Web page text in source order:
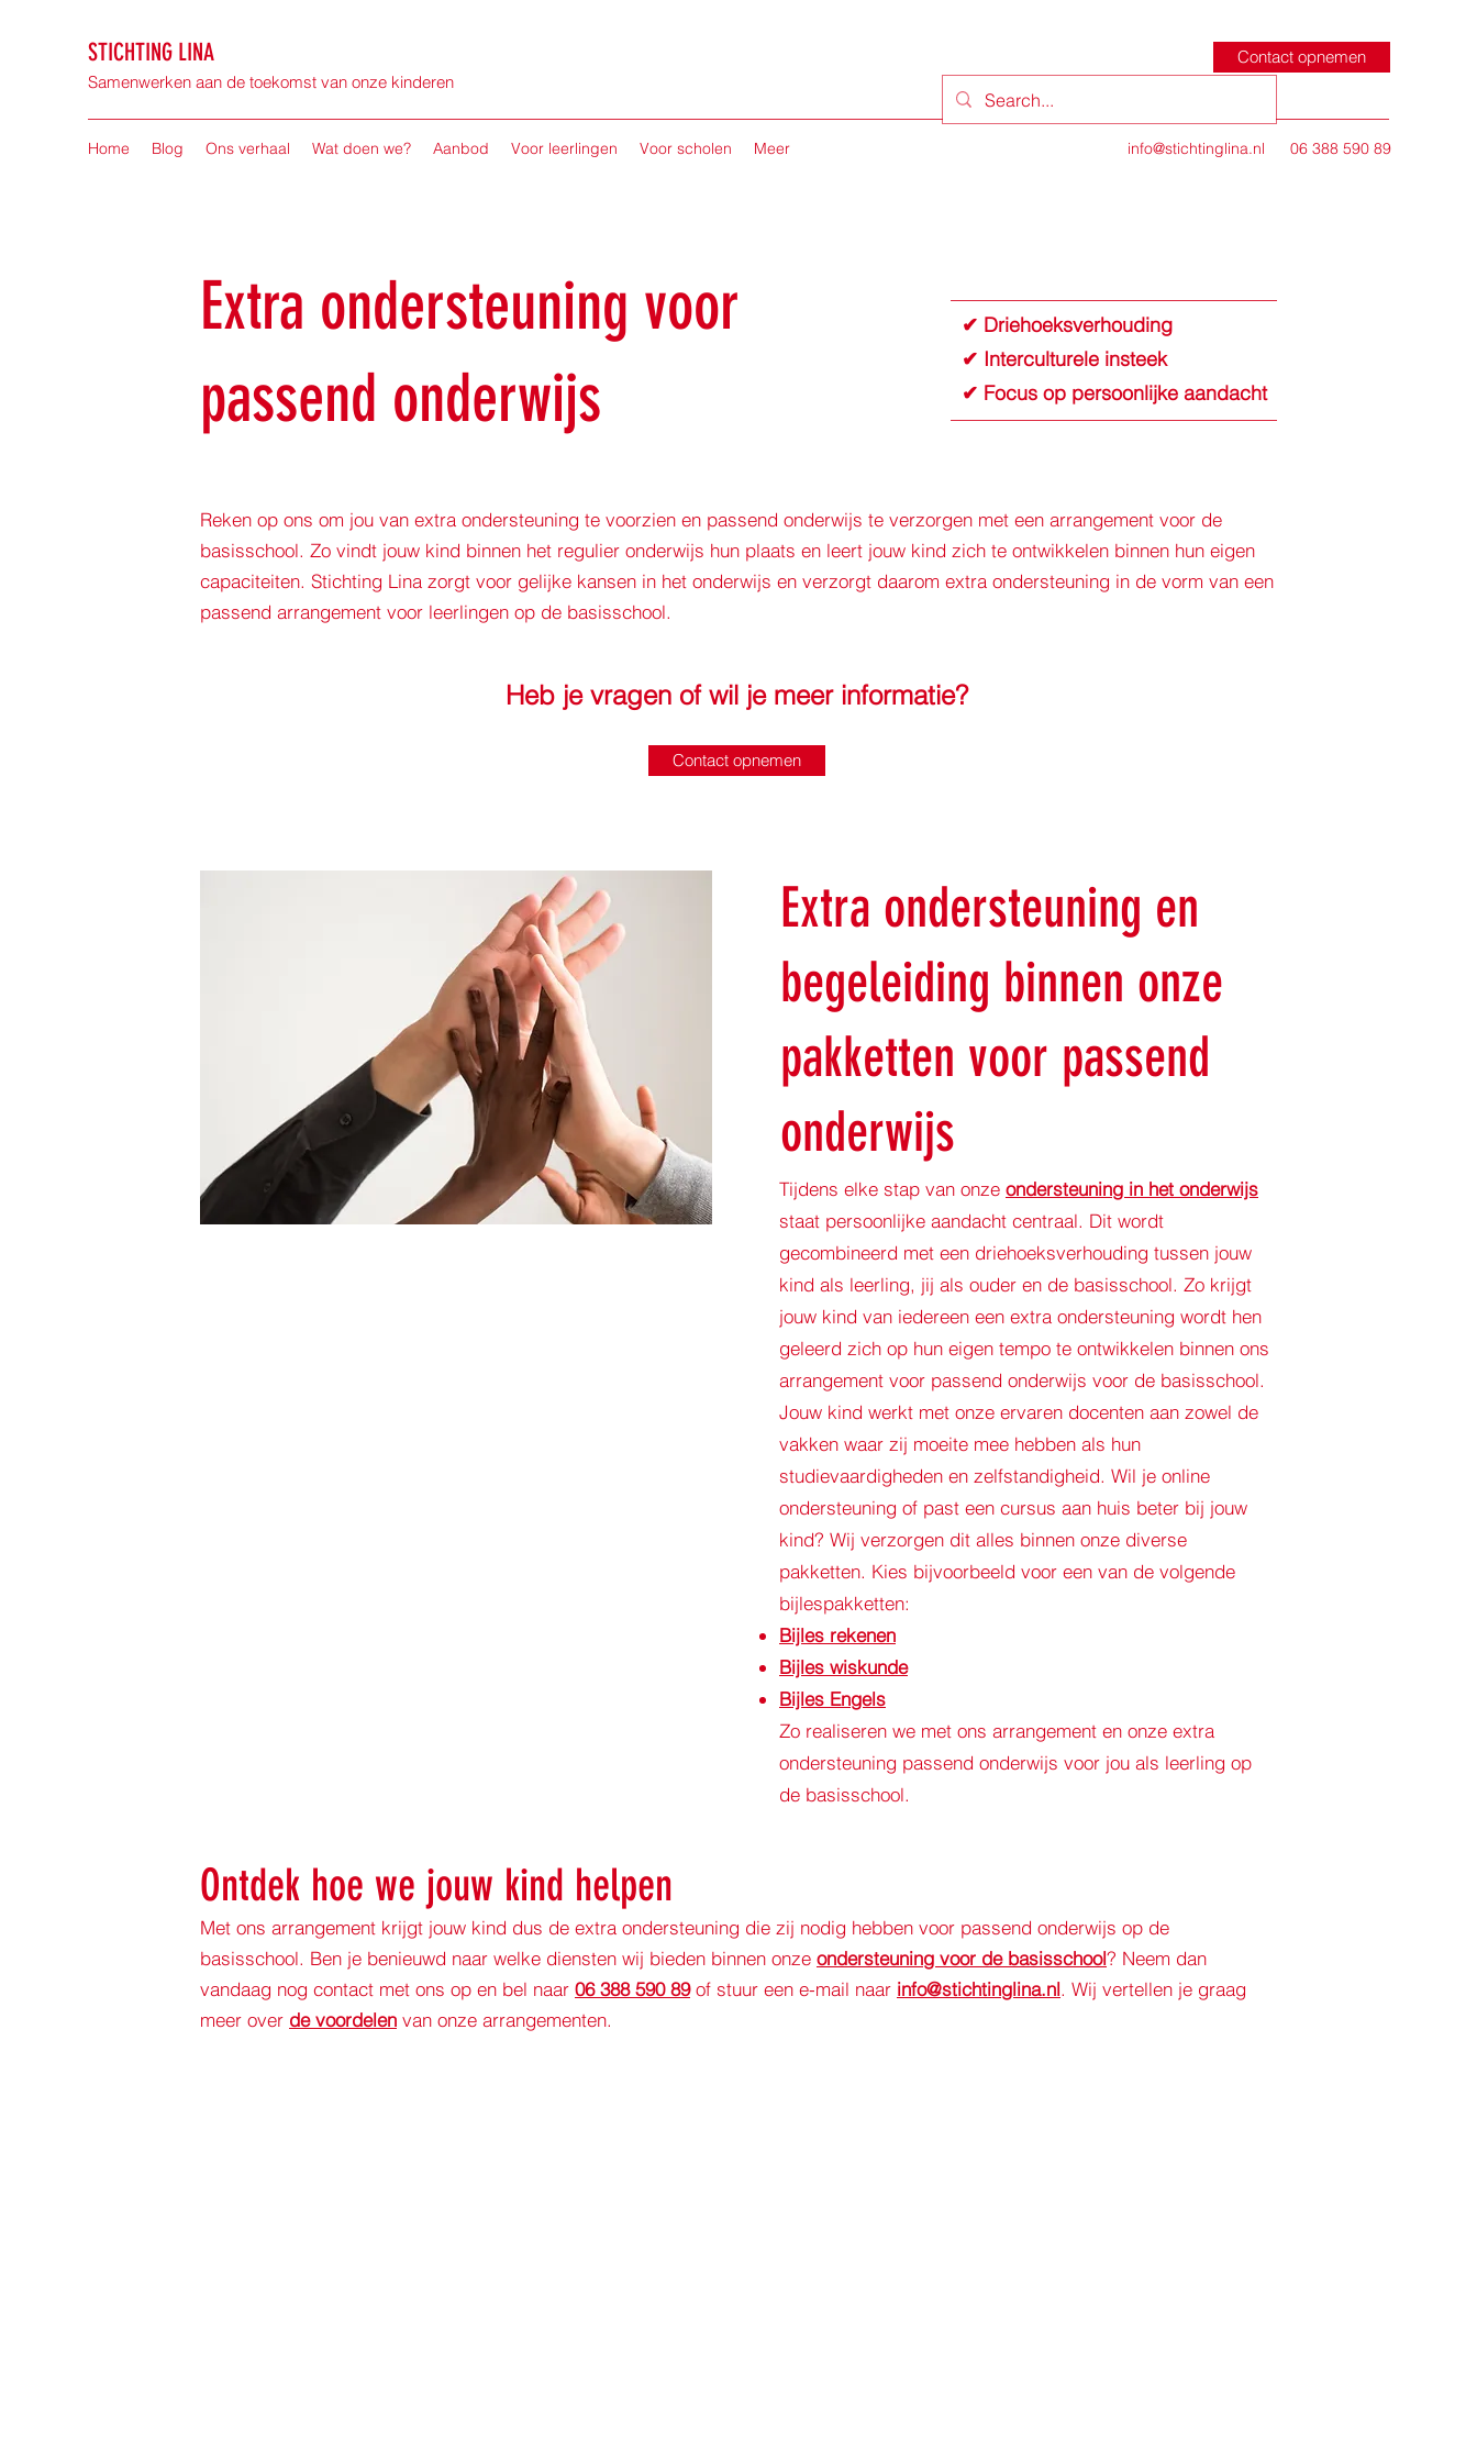
STICHTING LINA
Samenwerken aan de toekomst van onze kinderen
Contact opnemen
Home Blog Ons verhaal Wat doen we? Aanbod Voor leerlingen Voor scholen Meer info@stichtinglina.nl 06 388 590 89
Extra ondersteuning voor
passend onderwijs
✔ Driehoeksverhouding
✔ Interculturele insteek
✔ Focus op persoonlijke aandacht
Reken op ons om jou van extra ondersteuning te voorzien en passend onderwijs te verzorgen met een arrangement voor de
basisschool. Zo vindt jouw kind binnen het regulier onderwijs hun plaats en leert jouw kind zich te ontwikkelen binnen hun eigen
capaciteiten. Stichting Lina zorgt voor gelijke kansen in het onderwijs en verzorgt daarom extra ondersteuning in de vorm van een
passend arrangement voor leerlingen op de basisschool.
Heb je vragen of wil je meer informatie?
Contact opnemen
Extra ondersteuning en
begeleiding binnen onze
pakketten voor passend
onderwijs
Tijdens elke stap van onze ondersteuning in het onderwijs
staat persoonlijke aandacht centraal. Dit wordt
gecombineerd met een driehoeksverhouding tussen jouw
kind als leerling, jij als ouder en de basisschool. Zo krijgt
jouw kind van iedereen een extra ondersteuning wordt hen
geleerd zich op hun eigen tempo te ontwikkelen binnen ons
arrangement voor passend onderwijs voor de basisschool.
Jouw kind werkt met onze ervaren docenten aan zowel de
vakken waar zij moeite mee hebben als hun
studievaardigheden en zelfstandigheid. Wil je online
ondersteuning of past een cursus aan huis beter bij jouw
kind? Wij verzorgen dit alles binnen onze diverse
pakketten. Kies bijvoorbeeld voor een van de volgende
bijlespakketten:
Bijles rekenen
Bijles wiskunde
Bijles Engels
Zo realiseren we met ons arrangement en onze extra
ondersteuning passend onderwijs voor jou als leerling op
de basisschool.
Ontdek hoe we jouw kind helpen
Met ons arrangement krijgt jouw kind dus de extra ondersteuning die zij nodig hebben voor passend onderwijs op de
basisschool. Ben je benieuwd naar welke diensten wij bieden binnen onze ondersteuning voor de basisschool? Neem dan
vandaag nog contact met ons op en bel naar 06 388 590 89of stuur een e-mail naar info@stichtinglina.nl. Wij vertellen je graag
meer over de voordelen van onze arrangementen.